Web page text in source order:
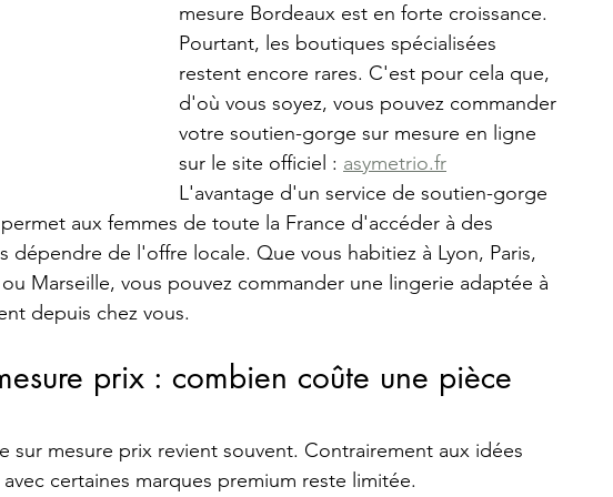
mesure Bordeaux est en forte croissance.
Pourtant, les boutiques spécialisées
restent encore rares. C'est pour cela que,
d'où vous soyez, vous pouvez commander
votre soutien-gorge sur mesure en ligne
sur le site officiel : asymetrio.fr
L'avantage d'un service de soutien-gorge
aux femmes de toute la France d'accéder à des
dépendre de l'offre locale. Que vous habitiez à Lyon, Paris,
Marseille, vous pouvez commander une lingerie adaptée à
depuis chez vous.
prix : combien coûte une pièce
sur mesure prix revient souvent. Contrairement aux idées
certaines marques premium reste limitée.